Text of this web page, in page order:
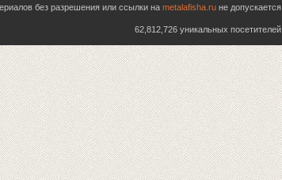
без разрешения или ссылки на metalafisha.ru не допускается
62,812,726 уникальных посетителей